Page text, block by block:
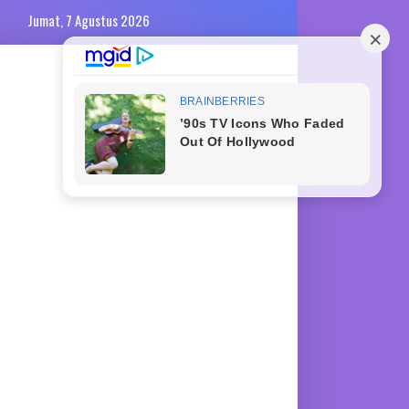
Jumat, 7 Agustus 2026